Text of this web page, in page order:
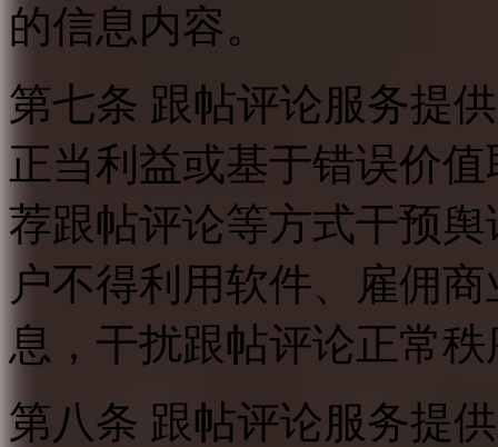
的信息内容。
第七条 跟帖评论服务提
正当利益或基于错误价
荐跟帖评论等方式干预
户不得利用软件、雇佣
息，干扰跟帖评论正常
第八条 跟帖评论服务提